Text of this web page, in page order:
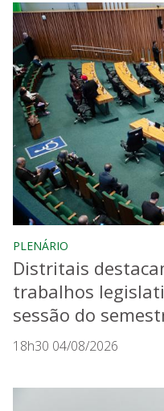
PLENÁRIO
Distritais
trabalhos
sessão do
18h30 04/08/2026